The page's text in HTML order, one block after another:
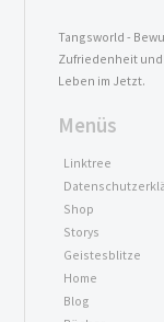
Tangsworld -
Zufriedenheit und
Leben im Jetzt.
Menüs
Linktree
Shop
Storys
Geistesblitze
Home
Blog